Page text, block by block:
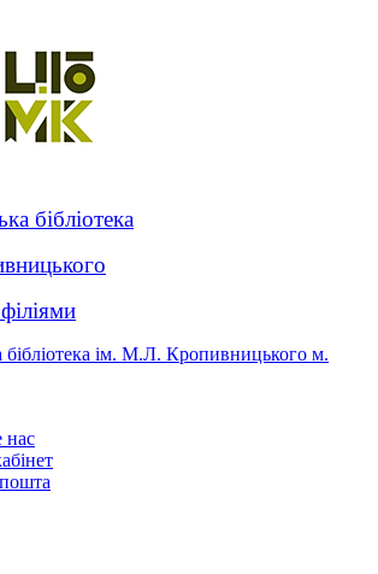
бібліотека
бібліотека ім. М.Л. Кропивницького м.
нас